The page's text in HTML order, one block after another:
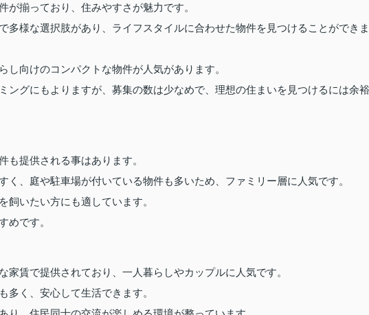
が揃っており、住みやすさが魅力です。
多様な選択肢があり、ライフスタイルに合わせた物件を見つけることができま
し向けのコンパクトな物件が人気があります。
ングにもよりますが、募集の数は少なめで、理想の住まいを見つけるには余裕
も提供される事はあります。
く、庭や駐車場が付いている物件も多いため、ファミリー層に人気です。
飼いたい方にも適しています。
めです。
家賃で提供されており、一人暮らしやカップルに人気です。
多く、安心して生活できます。